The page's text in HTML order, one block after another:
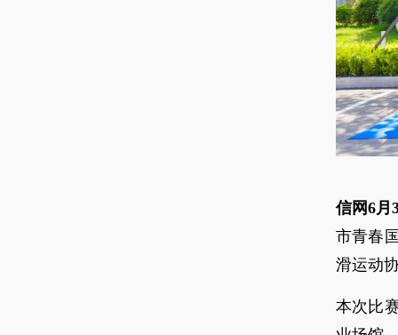
信网6月
市青春
滑运动
本次比